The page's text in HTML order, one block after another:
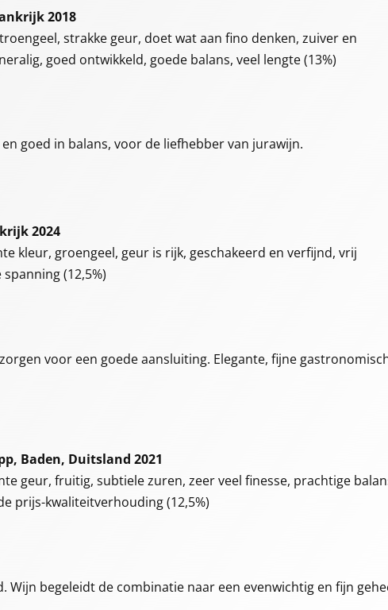
2018
strakke geur, doet wat aan fino denken, zuiver en
goed ontwikkeld, goede balans, veel lengte (13%)
goed in balans, voor de liefhebber van jurawijn.
2024
kleur, groengeel, geur is rijk, geschakeerd en verfijnd, vrij
(12,5%)
voor een goede aansluiting. Elegante, fijne
Baden, Duitsland 2021
geur, fruitig, subtiele zuren, zeer veel finesse, prachtige
prijs-kwaliteitverhouding (12,5%)
Wijn begeleidt de combinatie naar een evenwichtig en fijn